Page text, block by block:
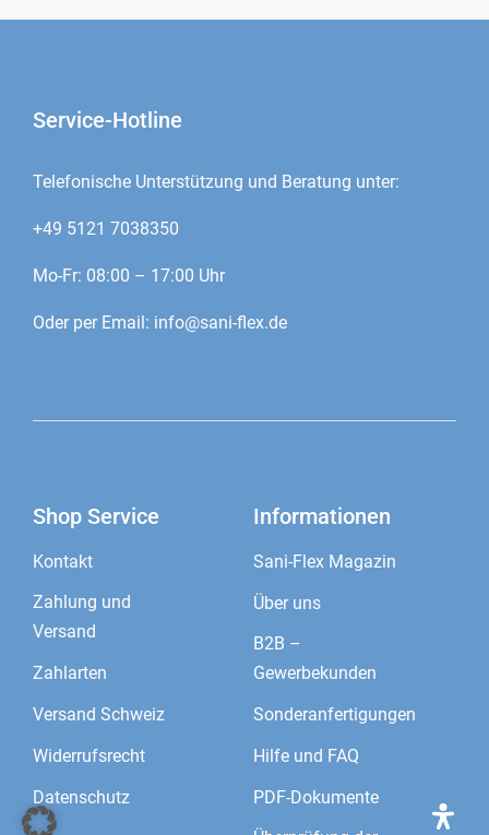
Service-Hotline
Telefonische Unterstützung und Beratung unter:
+49 5121 7038350
Mo-Fr: 08:00 – 17:00 Uhr
Oder per Email: info@sani-flex.de
Shop Service
Kontakt
Zahlung und
Versand
Zahlarten
Versand Schweiz
Widerrufsrecht
Datenschutz
Informationen
Sani-Flex Magazin
Über uns
B2B –
Gewerbekunden
Sonderanfertigungen
Hilfe und FAQ
PDF-Dokumente